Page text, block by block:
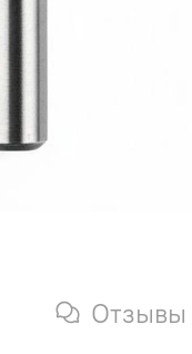
Отзывы